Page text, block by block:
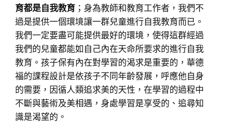
育都是自我教育 ；身為教師和教育工作者，我們不
過是提供一個環境讓一群兒童進行自我教育而已。
我們一定要盡可能提供最好的環境，使得這群經過
我們的兒童都能如自己內在天命所要求的進行自我
教育。孩子保有內在對學習的渴求是重要的，華德
福的課程設計是依孩子不同年齡發展，呼應他自身
的需要，因循人類追求美的天性，在學習的過程中
不斷與藝術及美相遇，身處學習是享受的、追尋知
識是渴望的。